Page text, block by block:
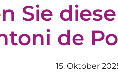
Sie
de
15. Oktober